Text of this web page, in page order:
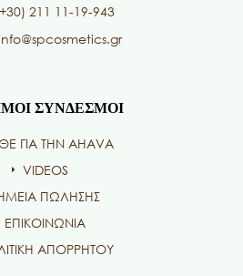
211 11-19-943
ΣΥΝΔΕΣΜΟΙ
ΓΙΑ ΤΗΝ AHAVA
VIDEOS
ΠΩΛΗΣΗΣ
ΕΠΙΚΟΙΝΩΝΙΑ
ΑΠΟΡΡΗΤΟΥ